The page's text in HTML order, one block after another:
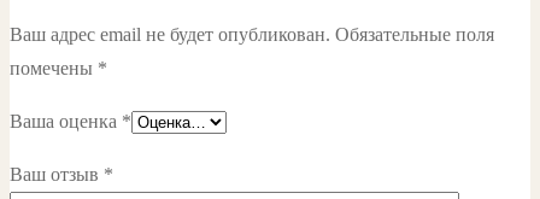
Ваш адрес email не будет опубликован. Обязательные поля
помечены *
Ваша оценка *
Ваш отзыв *